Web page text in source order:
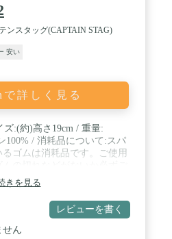
2組付属。【利用シーン】
ウトドア、砂利道・悪路、
の欠陥による損傷が発生し
保証対象外です。輸入品の
ございます。ご了承くださ
で止めたいか、内側で止め
能です。ゴムバンドをひっ
マイナスドライバーとペン
ンスタッグ(CAPTAIN STAG)
安い
詳しく見る
:(約)高さ19cm / 重量:
100% / 消耗品について:スパ
ゴムは消耗品です。ご使用
にはスペアを1-2本ご用意
します。 / ゴムの装着方法:
りを防ぐために内側から外側
い。
きを見る
レビューを書く
せん